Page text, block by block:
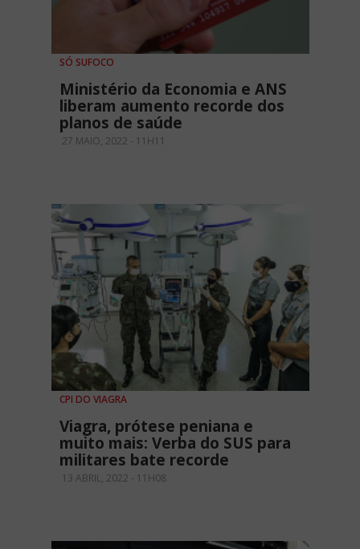
SÓ SUFOCO
Ministério da Economia e ANS
liberam aumento recorde dos
planos de saúde
27 MAIO, 2022 - 11H11
CPI DO VIAGRA
Viagra, prótese peniana e
muito mais: Verba do SUS para
militares bate recorde
13 ABRIL, 2022 - 11H08